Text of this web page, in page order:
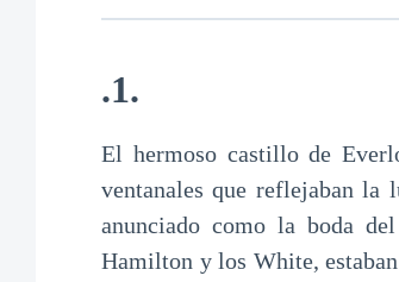
.1.
El hermoso castillo de
ventanales que reflejaban la
anunciado como la boda
Hamilton y los White,